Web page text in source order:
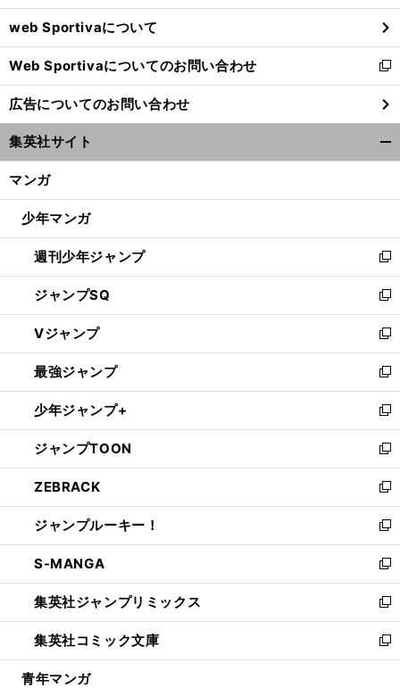
ウ
で
開
く
web Sportivaについて
Web Sportivaについてのお問い合わせ
新
し
い
ウ
ィ
ン
ウ
開
く
広告についてのお問い合わせ
集英社サイト
マンガ
少年マンガ
週刊少年ジャンプ
新
し
い
ウ
ィ
ン
ド
ウ
で
開
く
ジャンプSQ
新
し
い
ウ
ィ
ン
ド
ウ
で
開
く
Vジャンプ
新
し
い
ウ
ィ
ン
ド
ウ
で
開
く
最強ジャンプ
新
し
い
ウ
ィ
ン
ド
ウ
で
開
く
少年ジャンプ+
新
し
い
ウ
ィ
ン
ド
ウ
で
開
く
ジャンプTOON
新
し
い
ウ
ィ
ン
ド
ウ
で
開
く
ZEBRACK
新
し
い
ウ
ィ
ン
ド
ウ
で
開
ジャンプルーキー！
新
し
い
ウ
ィ
ン
ド
ウ
S-MANGA
新
し
い
ウ
ィ
ン
集英社ジャンプリミックス
新
し
い
ウ
集英社コミック文庫
新
し
青年マンガ